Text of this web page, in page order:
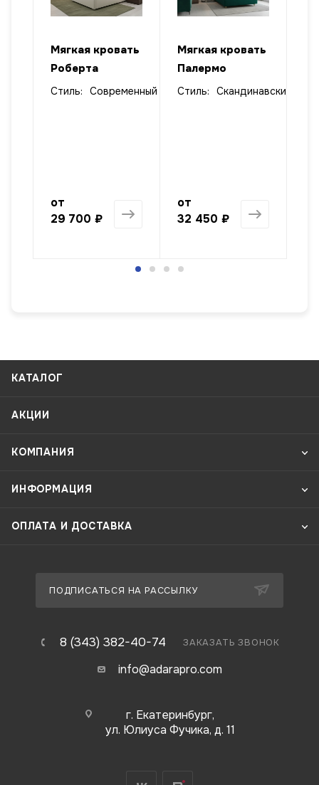
Мягкая кровать
Роберта
Стиль: Современный
от
29 700 ₽
Мягкая кровать
Палермо
Стиль: Скандинавский
от
32 450 ₽
КАТАЛОГ
АКЦИИ
КОМПАНИЯ
ИНФОРМАЦИЯ
ОПЛАТА И ДОСТАВКА
ПОДПИСАТЬСЯ НА РАССЫЛКУ
8 (343) 382-40-74 ЗАКАЗАТЬ ЗВОНОК
info@adarapro.com
г. Екатеринбург,
ул. Юлиуса Фучика, д. 11